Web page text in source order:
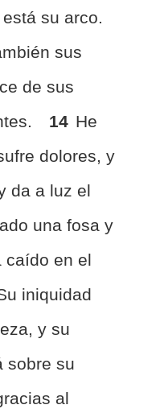
su arco.
sus
de sus
14 He
dolores, y
da a luz el
una fosa y
caído en el
iniquidad
y su
sobre su
al